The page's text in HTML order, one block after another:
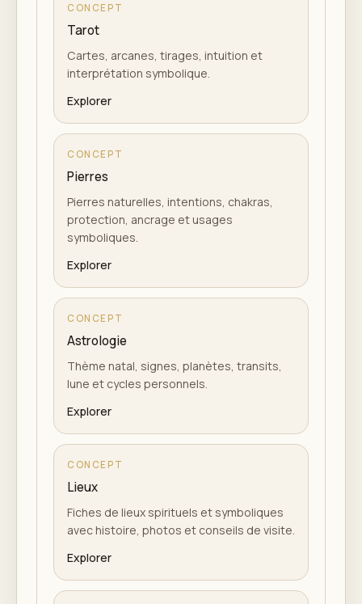
CONCEPT
Tarot
Cartes, arcanes, tirages, intuition et
interprétation symbolique.
Explorer
CONCEPT
Pierres
Pierres naturelles, intentions, chakras,
protection, ancrage et usages
symboliques.
Explorer
CONCEPT
Astrologie
Thème natal, signes, planètes, transits,
lune et cycles personnels.
Explorer
CONCEPT
Lieux
Fiches de lieux spirituels et symboliques
avec histoire, photos et conseils de visite.
Explorer